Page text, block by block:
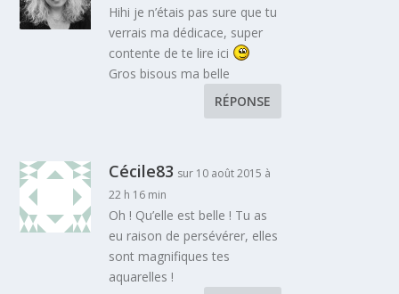
Hihi je n’étais pas sure que tu
verrais ma dédicace, super
contente de te lire ici
Gros bisous ma belle
RÉPONSE
Cécile83 sur 10 août 2015 à
22 h 16 min
Oh ! Qu’elle est belle ! Tu as
eu raison de persévérer, elles
sont magnifiques tes
aquarelles !